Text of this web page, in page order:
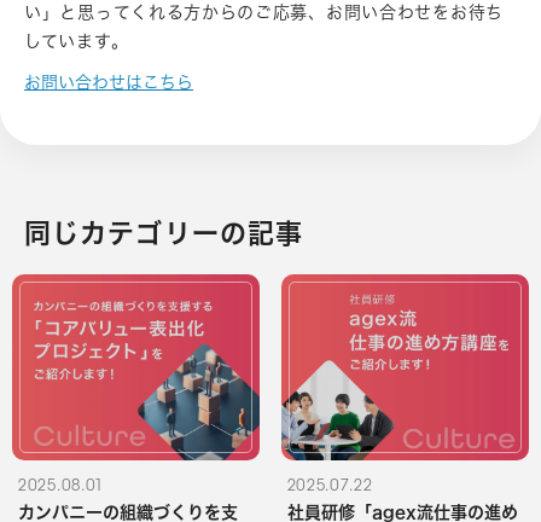
い」と思ってくれる方からのご応募、お問い合わせをお待ち
しています。
お問い合わせはこちら
同じカテゴリーの記事
2025.08.01
カンパニーの組織づくりを支
2025.07.22
社員研修「agex流仕事の進め